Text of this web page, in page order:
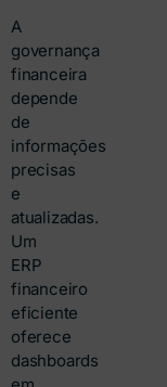
A
governança
financeira
depende
de
informações
precisas
e
atualizadas.
Um
ERP
financeiro
eficiente
oferece
dashboards